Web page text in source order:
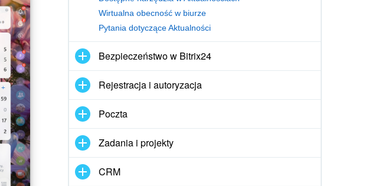
Wirtualna obecność w biurze
Pytania dotyczące Aktualności
Bezpieczeństwo w Bitrix24
Rejestracja i autoryzacja
Poczta
Zadania i projekty
CRM